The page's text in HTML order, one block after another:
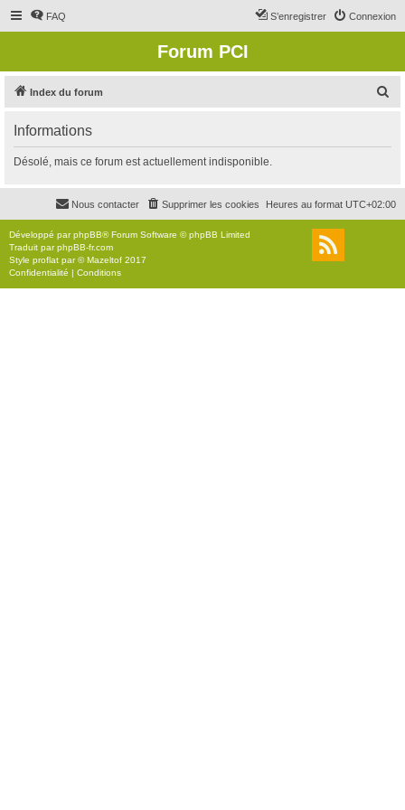
FAQ Connexion
S’enregistrer
Forum PCI
Index du forum
r
c
r
Informations
Désolé, mais ce forum est actuellement indisponible.
Heures au format UTC+02:00
Supprimer les cookies
Nous contacter
Développé parphpBB® Forum Software © phpBB Limited
Traduit parphpBB-fr.com
Style proflat par ©Mazeltof 2017
Confidentialité | Conditions